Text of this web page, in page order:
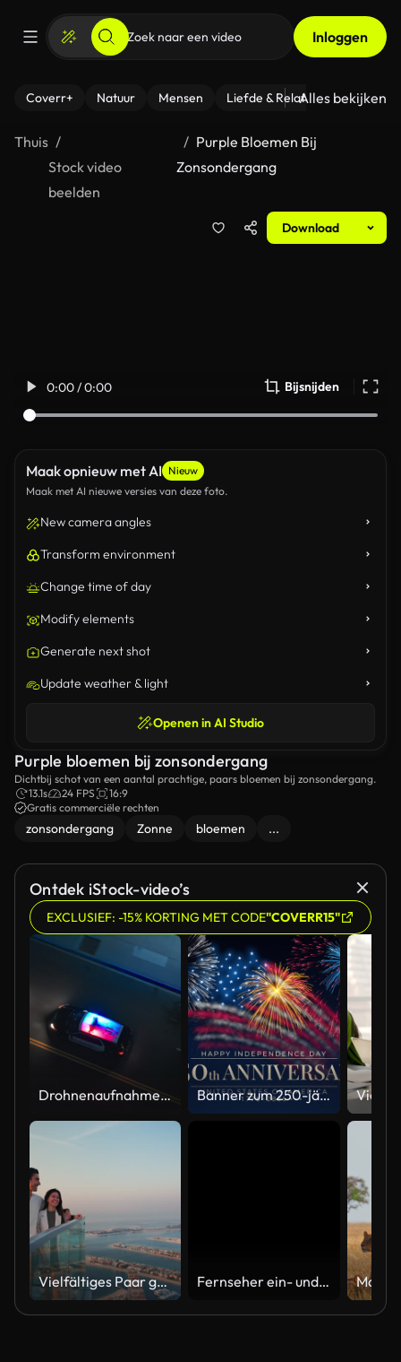
Inloggen
Coverr+ Natuur Mensen Liefde & Relaties - Fitness
Alles bekijken
Thuis
Stock video
beelden
Purple Bloemen Bij
Zonsondergang
Download
0:00 / 0:00 Bijsnijden
Maak opnieuw met AI Nieuw
Maak met AI nieuwe versies van deze foto.
New camera angles
Transform environment
Change time of day
Modify elements
Generate next shot
Update weather & light
Openen in AI Studio
Purple bloemen bij zonsondergang
Dichtbij schot van een aantal prachtige, paars bloemen bij zonsondergang.
13.1s
24 FPS
16:9
Gratis commerciële rechten
zonsondergang Zonne bloemen ...
Ontdek iStock-video’s
EXCLUSIEF: -15% KORTING MET CODE"COVERR15"
Drohnenaufnahme aus der Luft eines Polizeiautos, das nachts mit eingeschaltetem Licht auf einer Stadtstraße fährt Banner zum 250-jährigen Jubiläum der USA. 250 Jahre Unabhängigkeit. 4. Juli 2026, US-Unabhängigkeitstag, Video-Grußkarte. US-Flaggen-Feuerwerk auf blauem Himmelshintergrund. Vierter Juli. 4K nahtlose Schleife
Vielfältiges Paar genießt den Sonnenuntergangsblick vom Hochhaus Sky Deck mit Blick auf Palm Jumeirah Fernseher ein- und ausgeschaltet. TV-Effekt einschalten, TV-Effekt ausschalten. Schalte den LCD-TV-Effekt ein, schalte den TV-Effekt aus. LED-Fernseher an und aus auf schwarzem Hintergrund